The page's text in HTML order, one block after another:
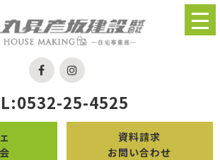
25-4525
資料請求
お問い合わせ